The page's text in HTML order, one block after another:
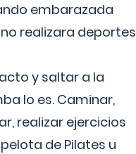
embarazada
realizara deportes
y saltar a la
lo es. Caminar,
realizar ejercicios
de Pilates u